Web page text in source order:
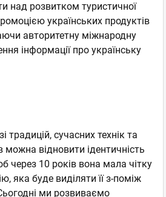
над розвитком туристичної
українських продуктів
авторитетну міжнародну
інформації про українську
традицій, сучасних технік та
можна відновити ідентичність
через 10 років вона мала чітку
яка буде виділяти її з-поміж
ми розвиваємо